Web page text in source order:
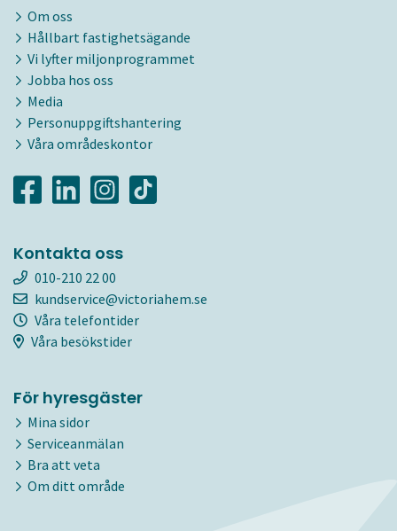
Om oss
Hållbart fastighetsägande
Vi lyfter miljonprogrammet
Jobba hos oss
Media
Personuppgiftshantering
Våra områdeskontor
Kontakta oss
010-210 22 00
kundservice@victoriahem.se
Våra telefontider
Våra besökstider
För hyresgäster
Mina sidor
Serviceanmälan
Bra att veta
Om ditt område